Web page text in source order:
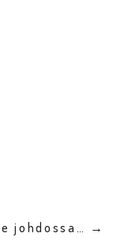
johdossa… →